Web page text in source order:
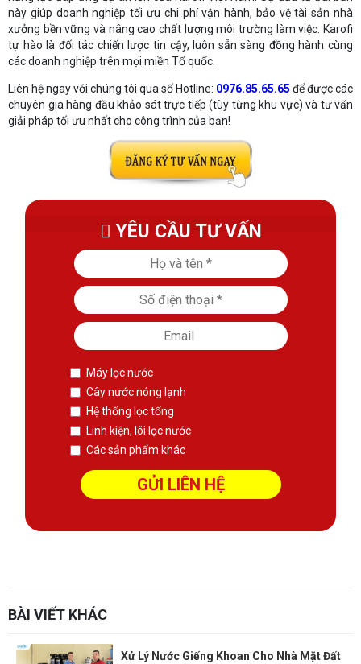
này giúp doanh nghiệp tối ưu chi phí vận hành, bảo vệ tài sản nhà
xưởng bền vững và nâng cao chất lượng môi trường làm việc. Karofi
tự hào là đối tác chiến lược tin cậy, luôn sẵn sàng đồng hành cùng
các doanh nghiệp trên mọi miền Tổ quốc.
Liên hệ ngay với chúng tôi qua số Hotline: 0976.85.65.65 để được các
chuyên gia hàng đầu khảo sát trực tiếp (tùy từng khu vực) và tư vấn
giải pháp tối ưu nhất cho công trình của bạn!
YÊU CẦU TƯ VẤN
Máy lọc nước
Cây nước nóng lạnh
Hệ thống lọc tổng
Linh kiện, lõi lọc nước
Các sản phẩm khác
BÀI VIẾT KHÁC
Xử Lý Nước Giếng Khoan Cho Nhà Mặt Đất